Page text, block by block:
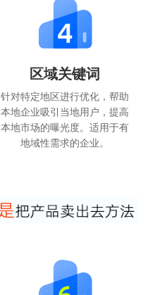
区域关键词
针对特定地区进行优化，帮助
本地企业吸引当地用户，提高
本地市场的曝光度。适用于有
地域性需求的企业。